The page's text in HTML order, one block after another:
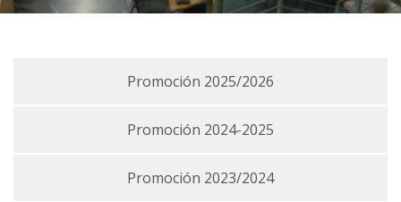
Promoción 2025/2026
Promoción 2024-2025
Promoción 2023/2024